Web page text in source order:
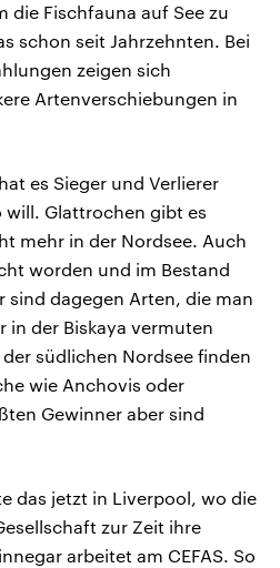
die Fischfauna auf See zu
schon seit Jahrzehnten. Bei
zeigen sich
Artenverschiebungen in
es Sieger und Verlierer
will. Glattrochen gibt es
mehr in der Nordsee. Auch
worden und im Bestand
dagegen Arten, die man
in der Biskaya vermuten
südlichen Nordsee finden
wie Anchovis oder
Gewinner aber sind
das jetzt in Liverpool, wo die
zur Zeit ihre
arbeitet am CEFAS. So